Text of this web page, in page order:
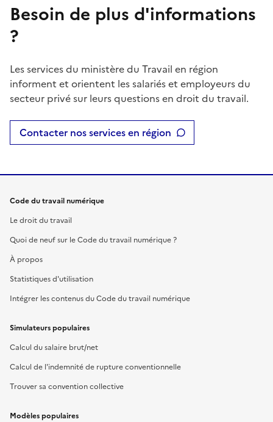
Besoin de plus d'informations
?
Les services du ministère du Travail en région
informent et orientent les salariés et employeurs du
secteur privé sur leurs questions en droit du travail.
Contacter nos services en région
Code du travail numérique
Le droit du travail
Quoi de neuf sur le Code du travail numérique ?
À propos
Statistiques d'utilisation
Intégrer les contenus du Code du travail numérique
Simulateurs populaires
Calcul du salaire brut/net
Calcul de l'indemnité de rupture conventionnelle
Trouver sa convention collective
Modèles populaires